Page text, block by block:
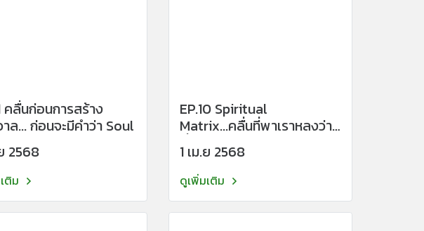
คลื่นก่อนการสร้าง
ล... ก่อนจะมีคำว่า Soul
2568
ติม
EP.10 Spiritual
Matrix...คลื่นที่พาเราหลงว่า
ตื่นแล้ว
1 เม.ย 2568
ดูเพิ่มเติม